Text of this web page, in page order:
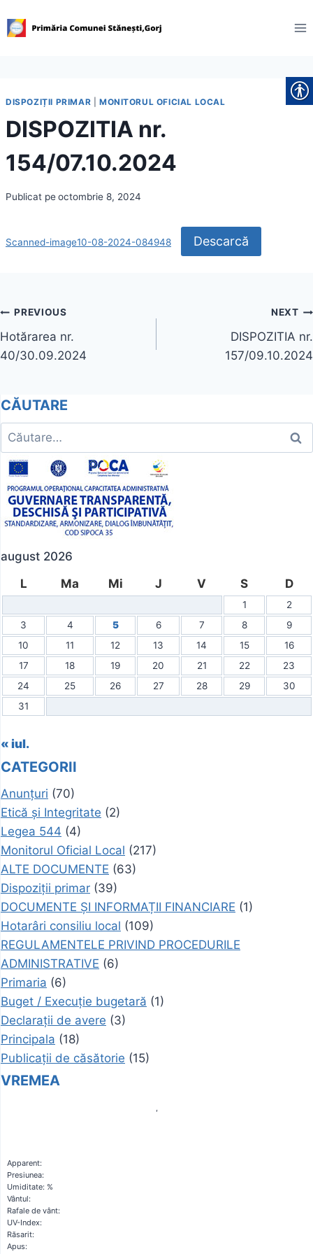
to
DISPOZIȚII PRIMAR MONITORUL OFICIAL LOCAL
DISPOZITIA nr.
154/07.10.2024
Publicat peoctombrie 8, 2024
Scanned-image10-08-2024-084948 Descarcă
Navigare
în
PREVIOUS
Hotărarea nr.
40/30.09.2024
NEXT
DISPOZITIA nr.
157/09.10.2024
CĂUTARE
Caută
după:
august 2026
L
Ma Mi J V S D
1
2
3
4 5 6 7 8
9
10
11 12 13 14 15
16
17
18 19 20 21 22
23
24
25 26 27 28 29
30
31
« iul.
CATEGORII
Anunțuri (70)
Etică și Integritate (2)
Legea 544 (4)
Monitorul Oficial Local (217)
ALTE DOCUMENTE (63)
Dispoziții primar (39)
DOCUMENTE ȘI INFORMAȚII FINANCIARE (1)
Hotarâri consiliu local (109)
REGULAMENTELE PRIVIND PROCEDURILE
ADMINISTRATIVE (6)
Primaria (6)
Buget / Execuție bugetară (1)
Declarații de avere (3)
Principala (18)
Publicații de căsătorie (15)
VREMEA
,
Apparent:
Presiunea:
Umiditate: %
Vântul:
Rafale de vânt:
UV-Index:
Răsarit:
Apus: